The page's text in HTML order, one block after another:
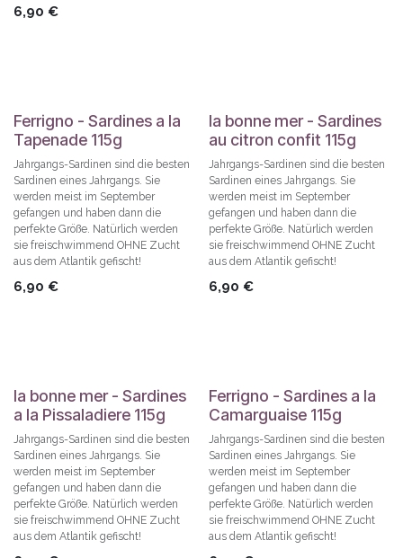
6,90 €
Ferrigno - Sardines a la
Tapenade 115g
Jahrgangs-Sardinen sind die besten
Sardinen eines Jahrgangs. Sie
werden meist im September
gefangen und haben dann die
perfekte Größe. Natürlich werden
sie freischwimmend OHNE Zucht
aus dem Atlantik gefischt!
6,90 €
la bonne mer - Sardines
au citron confit 115g
Jahrgangs-Sardinen sind die besten
Sardinen eines Jahrgangs. Sie
werden meist im September
gefangen und haben dann die
perfekte Größe. Natürlich werden
sie freischwimmend OHNE Zucht
aus dem Atlantik gefischt!
6,90 €
la bonne mer - Sardines
a la Pissaladiere 115g
Jahrgangs-Sardinen sind die besten
Sardinen eines Jahrgangs. Sie
werden meist im September
gefangen und haben dann die
perfekte Größe. Natürlich werden
sie freischwimmend OHNE Zucht
aus dem Atlantik gefischt!
Ferrigno - Sardines a la
Camarguaise 115g
Jahrgangs-Sardinen sind die besten
Sardinen eines Jahrgangs. Sie
werden meist im September
gefangen und haben dann die
perfekte Größe. Natürlich werden
sie freischwimmend OHNE Zucht
aus dem Atlantik gefischt!